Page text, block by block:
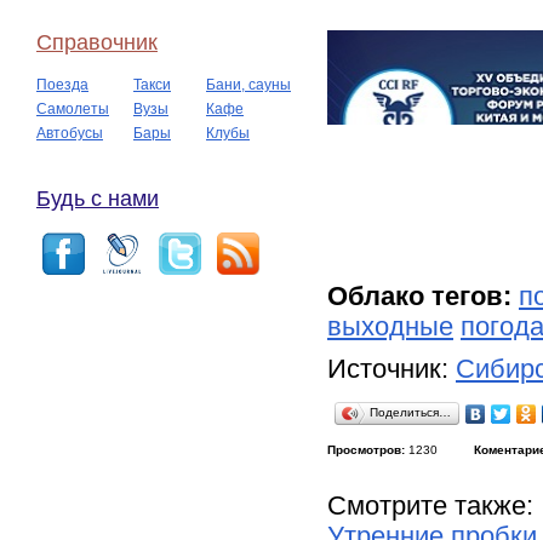
Справочник
Поезда Такси
Бани, сауны
Самолеты
Вузы
Кафе
Автобусы
Бары Клубы
Будь с нами
Облако тегов:
выходные
Источник:
Поделиться…
Просмотров: 1230
Смотрите также: